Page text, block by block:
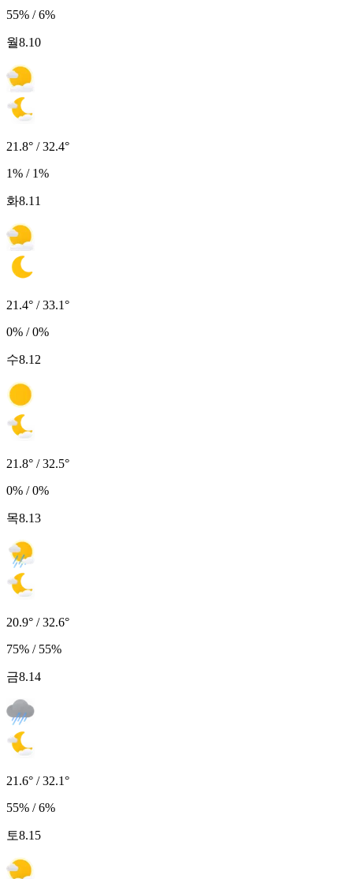
55% / 6%
월8.10
21.8° / 32.4°
1% / 1%
화8.11
21.4° / 33.1°
0% / 0%
수8.12
21.8° / 32.5°
0% / 0%
목8.13
20.9° / 32.6°
75% / 55%
금8.14
21.6° / 32.1°
55% / 6%
토8.15